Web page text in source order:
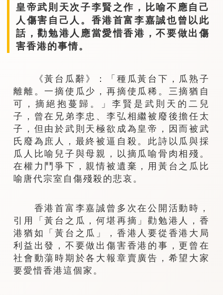
皇帝武則天次子李賢之作，比喻不應自己
人傷害自己人。香港首富李嘉誠也曾以此
話，勸勉港人應當愛惜香港，不要做出傷
害香港的事情。
《黃台瓜辭》：「種瓜黃台下，瓜熟子
離離。一摘使瓜少，再摘使瓜稀。三摘猶自
可，摘絕抱蔓歸。」李賢是武則天的二兒
子，曾在兄弟李忠、李弘相繼被廢後擔任太
子，但由於武則天極欲成為皇帝，因而被武
氏廢為庶人，最終被逼自殺。此詩以瓜與採
瓜人比喻兒子與母親，以摘瓜喻骨肉相殘。
在權力鬥爭下，親情被遺棄，用黃台之瓜比
喻唐代宗室自傷殘殺的悲哀。
香港首富李嘉誠曾多次在公開活動時，
引用「黃台之瓜，何堪再摘」勸勉港人，香
港猶如「黃台之瓜」，香港人要從香港大局
利益出發，不要做出傷害香港的事，更曾在
社會動蕩時期於各大報章賣廣告，希望大家
要愛惜香港這個家。